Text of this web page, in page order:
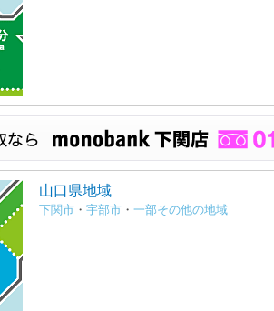
山口県地域
下関市 ・ 宇部市 ・ 一部その他の地域